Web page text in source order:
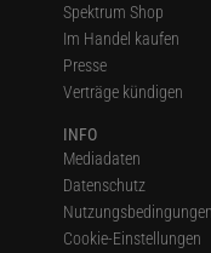
Spektrum Shop
Im Handel kaufen
Presse
Verträge kündigen
INFO
Mediadaten
Datenschutz
Nutzungsbedingungen
Cookie-Einstellungen